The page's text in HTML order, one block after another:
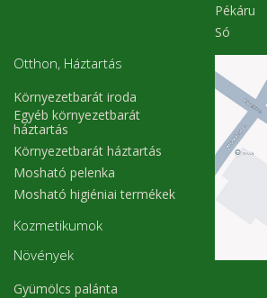
Pékáru
Só
Otthon, Háztartás
Környezetbarát iroda
Egyéb környezetbarát
háztartás
Környezetbarát háztartás
Mosható pelenka
Mosható higiéniai termékek
Kozmetikumok
Növények
Gyümölcs palánta